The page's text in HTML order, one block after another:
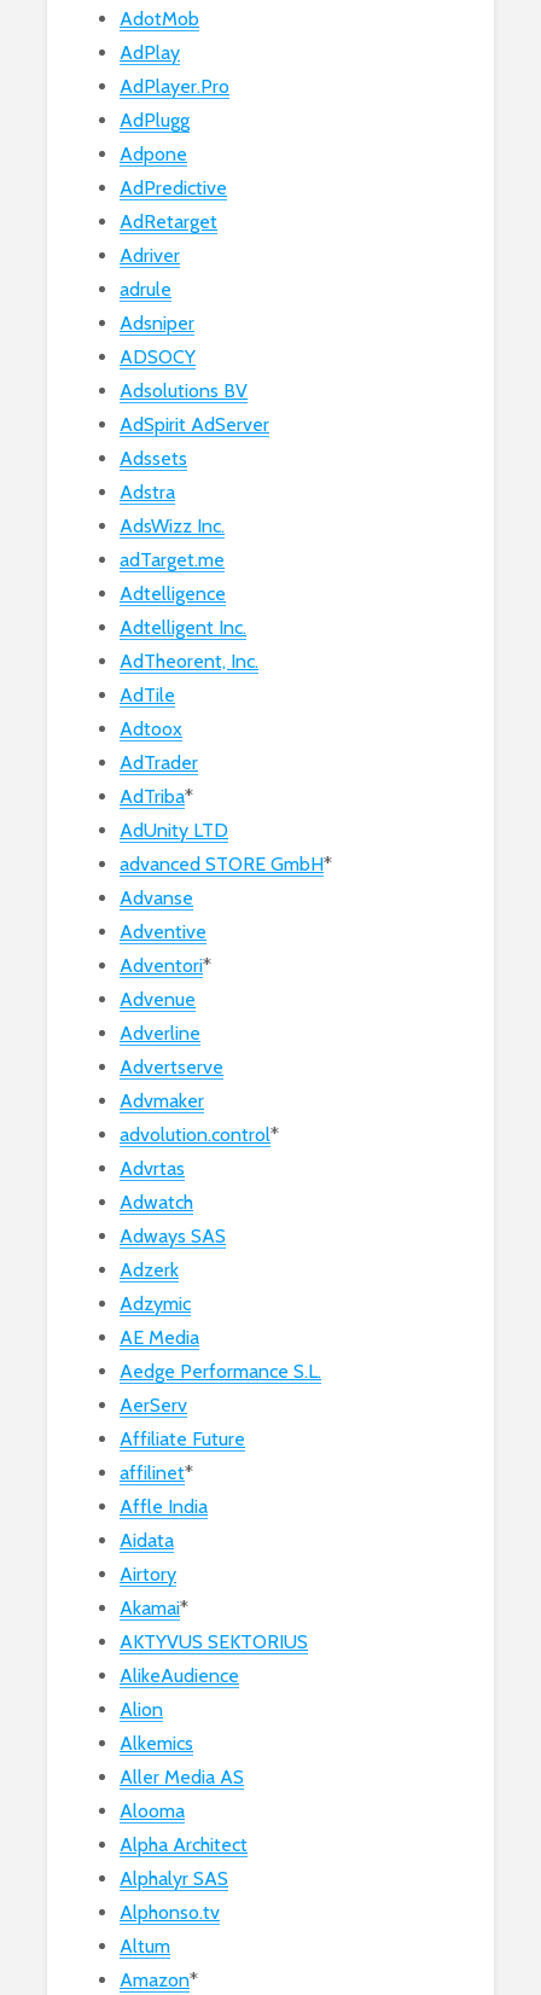
AdotMob
AdPlay
AdPlayer.Pro
AdPlugg
Adpone
AdPredictive
AdRetarget
Adriver
adrule
Adsniper
ADSOCY
Adsolutions BV
AdSpirit AdServer
Adssets
Adstra
AdsWizz Inc.
adTarget.me
Adtelligence
Adtelligent Inc.
AdTheorent, Inc.
AdTile
Adtoox
AdTrader
AdTriba*
AdUnity LTD
advanced STORE GmbH*
Advanse
Adventive
Adventori*
Advenue
Adverline
Advertserve
Advmaker
advolution.control*
Advrtas
Adwatch
Adways SAS
Adzerk
Adzymic
AE Media
Aedge Performance S.L.
AerServ
Affiliate Future
affilinet*
Affle India
Aidata
Airtory
Akamai*
AKTYVUS SEKTORIUS
AlikeAudience
Alion
Alkemics
Aller Media AS
Alooma
Alpha Architect
Alphalyr SAS
Alphonso.tv
Altum
Amazon*